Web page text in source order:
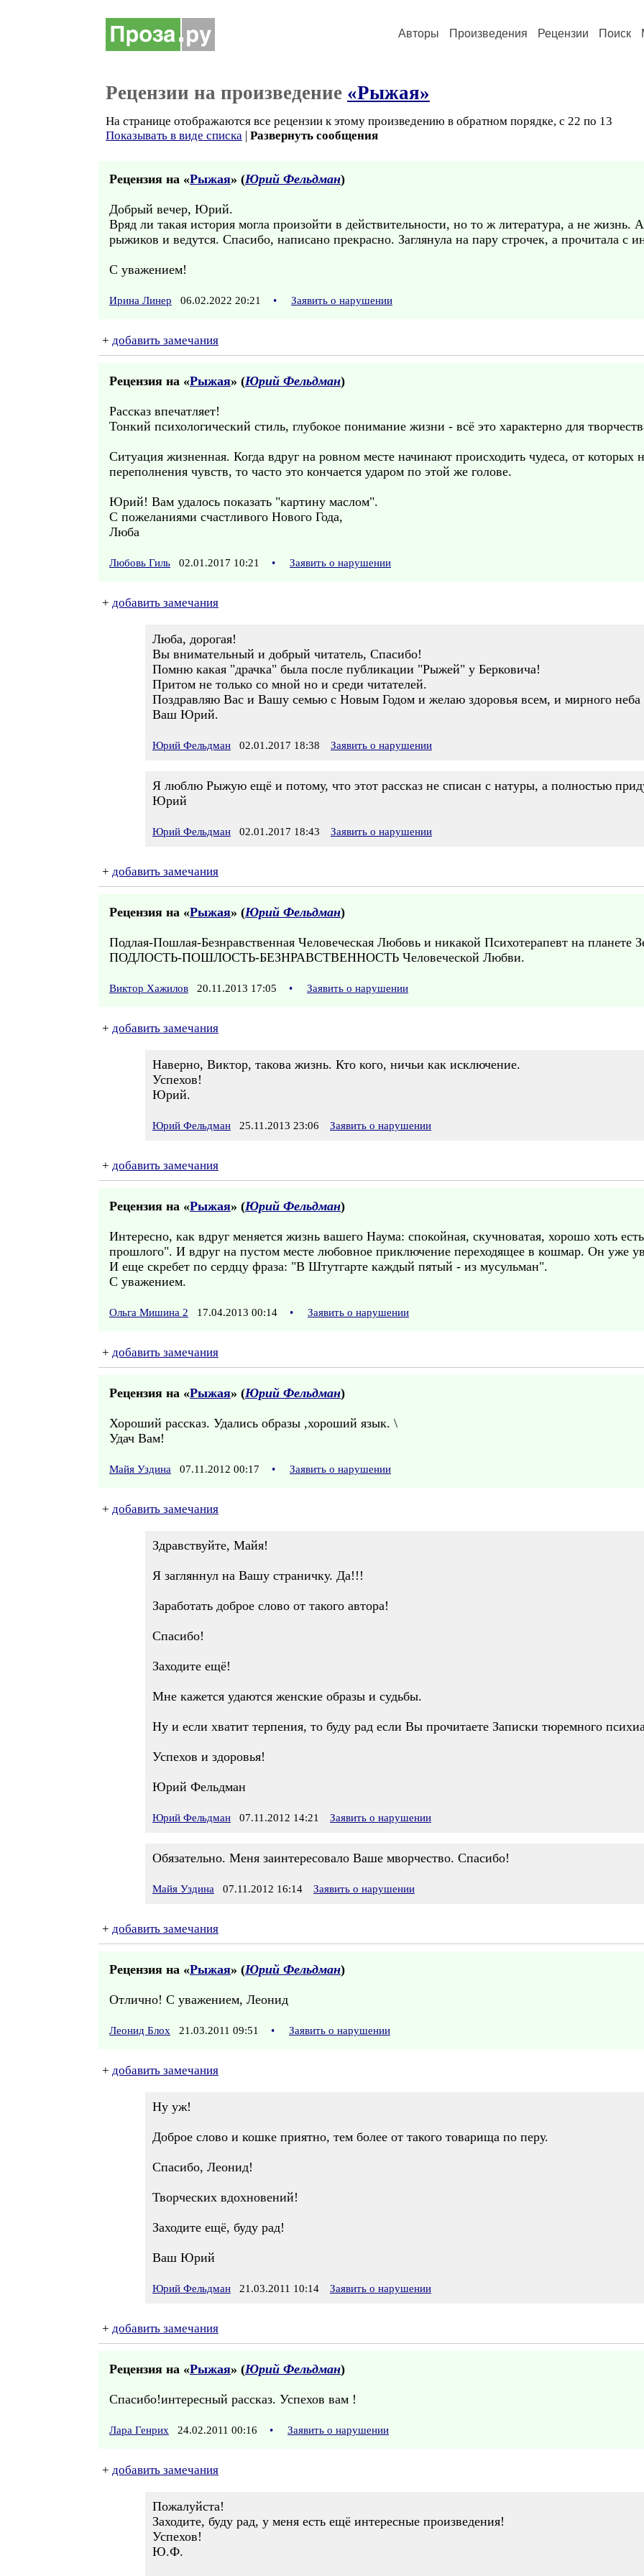
Авторы Произведения Рецензии Поиск
Рецензии на произведение «Рыжая»
На странице отображаются все рецензии к этому произведению в обратном порядке, с 22 по 13
Показывать в виде списка | Развернуть сообщения
Рецензия на «Рыжая» (Юрий Фельдман)
Добрый вечер, Юрий.
Вряд ли такая история могла произойти в действительности, но то ж литература, а не жизнь.
рыжиков и ведутся. Спасибо, написано прекрасно. Заглянула на пару строчек, а прочитала с
С уважением!
Ирина Линер 06.02.2022 20:21 • Заявить о нарушении
+ добавить замечания
Рецензия на «Рыжая» (Юрий Фельдман)
Рассказ впечатляет!
Тонкий психологический стиль, глубокое понимание жизни - всё это характерно для
Ситуация жизненная. Когда вдруг на ровном месте начинают происходить чудеса, от которых
переполнения чувств, то часто это кончается ударом по этой же голове.
Юрий! Вам удалось показать "картину маслом".
С пожеланиями счастливого Нового Года,
Люба
Любовь Гиль 02.01.2017 10:21 • Заявить о нарушении
+ добавить замечания
Люба, дорогая!
Вы внимательный и добрый читатель, Спасибо!
Помню какая "драчка" была после публикации "Рыжей" у Берковича!
Притом не только со мной но и среди читателей.
Поздравляю Вас и Вашу семью с Новым Годом и желаю здоровья всем, и мирного
Ваш Юрий.
Юрий Фельдман 02.01.2017 18:38 Заявить о нарушении
Я люблю Рыжую ещё и потому, что этот рассказ не списан с натуры, а полностью
Юрий
Юрий Фельдман 02.01.2017 18:43 Заявить о нарушении
+ добавить замечания
Рецензия на «Рыжая» (Юрий Фельдман)
Подлая-Пошлая-Безнравственная Человеческая Любовь и никакой Психотерапевт на планете
ПОДЛОСТЬ-ПОШЛОСТЬ-БЕЗНРАВСТВЕННОСТЬ Человеческой Любви.
Виктор Хажилов 20.11.2013 17:05 • Заявить о нарушении
+ добавить замечания
Наверно, Виктор, такова жизнь. Кто кого, ничьи как исключение.
Успехов!
Юрий.
Юрий Фельдман 25.11.2013 23:06 Заявить о нарушении
+ добавить замечания
Рецензия на «Рыжая» (Юрий Фельдман)
Интересно, как вдруг меняется жизнь вашего Наума: спокойная, скучноватая, хорошо хоть
прошлого". И вдруг на пустом месте любовное приключение переходящее в кошмар. Он уже
И еще скребет по сердцу фраза: "В Штутгарте каждый пятый - из мусульман".
С уважением.
Ольга Мишина 2 17.04.2013 00:14 • Заявить о нарушении
+ добавить замечания
Рецензия на «Рыжая» (Юрий Фельдман)
Хороший рассказ. Удались образы ,хороший язык. \
Удач Вам!
Майя Уздина 07.11.2012 00:17 • Заявить о нарушении
+ добавить замечания
Здравствуйте, Майя!
Я загляннул на Вашу страничку. Да!!!
Заработать доброе слово от такого автора!
Спасибо!
Заходите ещё!
Мне кажется удаются женские образы и судьбы.
Ну и если хватит терпения, то буду рад если Вы прочитаете Записки тюремного
Успехов и здоровья!
Юрий Фельдман
Юрий Фельдман 07.11.2012 14:21 Заявить о нарушении
Обязательно. Меня заинтересовало Ваше мворчество. Спасибо!
Майя Уздина 07.11.2012 16:14 Заявить о нарушении
+ добавить замечания
Рецензия на «Рыжая» (Юрий Фельдман)
Отлично! С уважением, Леонид
Леонид Блох 21.03.2011 09:51 • Заявить о нарушении
+ добавить замечания
Ну уж!
Доброе слово и кошке приятно, тем более от такого товарища по перу.
Спасибо, Леонид!
Творческих вдохновений!
Заходите ещё, буду рад!
Ваш Юрий
Юрий Фельдман 21.03.2011 10:14 Заявить о нарушении
+ добавить замечания
Рецензия на «Рыжая» (Юрий Фельдман)
Спасибо!интересный рассказ. Успехов вам !
Лара Генрих 24.02.2011 00:16 • Заявить о нарушении
+ добавить замечания
Пожалуйста!
Заходите, буду рад, у меня есть ещё интересные произведения!
Успехов!
Ю.Ф.